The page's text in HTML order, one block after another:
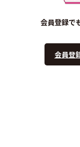
会員登録で
会員登